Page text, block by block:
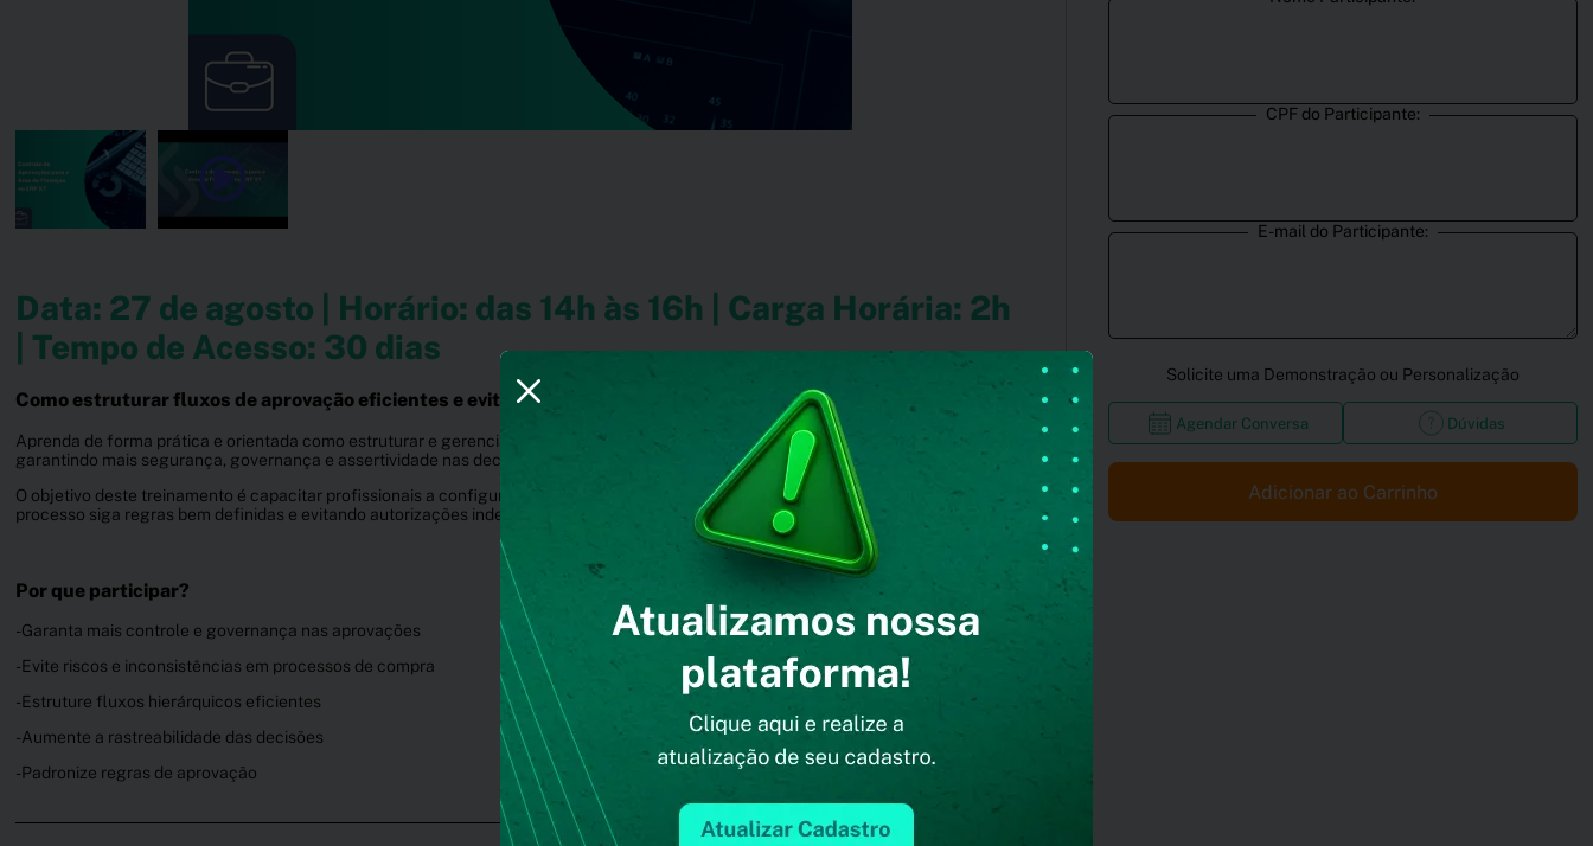
Data: 27 de agosto | Horário: das 14h às 16h | Carga Horária: 2h
| Tempo de Acesso: 30 dias
Como estruturar fluxos de aprovação eficientes e evitar riscos nas aquisições
Aprenda de forma prática e orientada como estruturar e gerenciar controles de aprovação multinível na área de suprimentos,
garantindo mais segurança, governança e assertividade nas decisões de compra.
O objetivo deste treinamento é capacitar profissionais a configurar e operar fluxos de aprovação hierárquicos, assegurando que cada
processo siga regras bem definidas e evitando autorizações indevidas.
Por que participar?
- Garanta mais controle e governança nas aprovações
- Evite riscos e inconsistências em processos de compra
- Estruture fluxos hierárquicos eficientes
- Aumente a rastreabilidade das decisões
- Padronize regras de aprovação
CPF do Participante:
E-mail do Participante:
Solicite uma Demonstração ou Personalização
Agendar Conversa Dúvidas
Adicionar ao Carrinho